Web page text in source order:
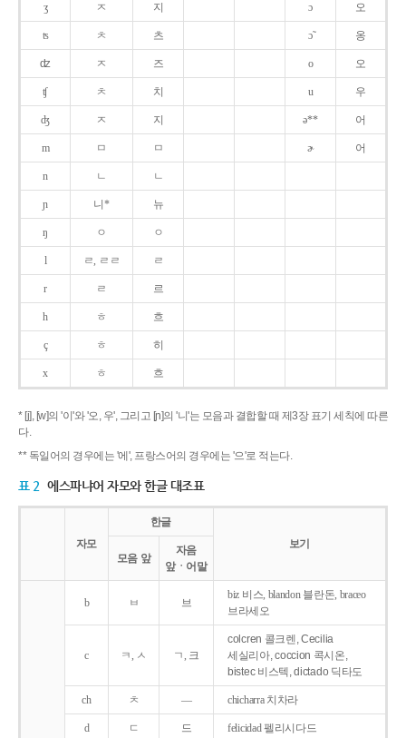
ʒ ㅈ 지 ɔ 오
ʦ ㅊ 츠 ɔ̃ 옹
ʣ ㅈ 즈 o 오
ʧ ㅊ 치 u 우
ʤ ㅈ 지 ə** 어
m ㅁ ㅁ ɚ 어
n ㄴ ㄴ
ɲ 니* 뉴
ŋ ㅇ ㅇ
l ㄹ, ㄹㄹ ㄹ
r ㄹ 르
h ㅎ 흐
ç ㅎ 히
x ㅎ 흐
* [j], [w]의 '이'와 '오, 우', 그리고 [ɲ]의 '니'는 모음과 결합할 때 제3장 표기 세칙에 따른
다.
** 독일어의 경우에는 '에', 프랑스어의 경우에는 '으'로 적는다.
표 2 에스파냐어 자모와 한글 대조표
자모
한글
보기
모음 앞
자음
앞ㆍ어말
b ㅂ 브
biz 비스, blandon 블란돈, braceo
브라세오
c ㅋ, ㅅ ㄱ, 크
colcren 콜크렌, Cecilia
세실리아, coccion 콕시온,
bistec 비스텍, dictado 딕타도
ch ㅊ ― chicharra 치차라
d ㄷ 드 felicidad 펠리시다드